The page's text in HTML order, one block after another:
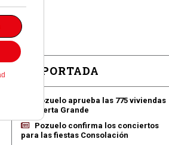
EN PORTADA
Pozuelo aprueba las 775 viviendas
de Huerta Grande
Pozuelo confirma los conciertos
para las fiestas Consolación